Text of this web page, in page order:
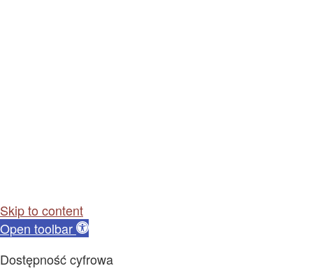
Skip to content
Open toolbar
Dostępność cyfrowa